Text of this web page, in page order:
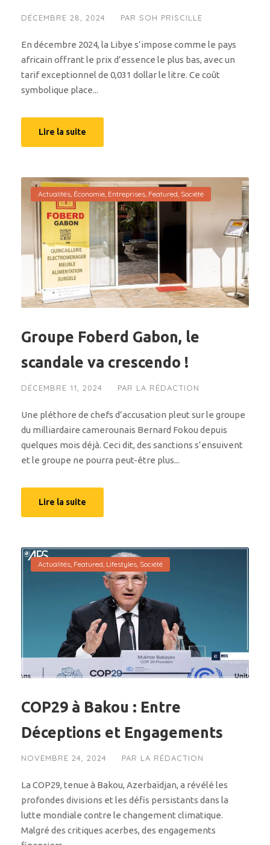
DÉCEMBRE 28, 2024 PAR SOH PRISCILLE
En décembre 2024, la Libye s’impose comme le pays
africain offrant le prix d’essence le plus bas, avec un
tarif exceptionnel de 0,031 dollar le litre. Ce coût
symbolique place...
Lire la suite
Actualités, Économie, Entreprises, Featured, Société
Groupe Foberd Gabon, le
scandale va crescendo !
DÉCEMBRE 11, 2024 PAR LA RÉDACTION
Une pléthore de chefs d’accusation pleut sur le groupe
du milliardaire camerounais Bernard Fokou depuis
quelques mois déjà. Ceci dit, des sanctions s’ensuivent
et le groupe ne pourra peut-être plus...
Lire la suite
Actualités, Featured, Lifestyles, Société
COP29 à Bakou : Entre
Déceptions et Engagements
NOVEMBRE 24, 2024 PAR LA RÉDACTION
La COP29, tenue à Bakou, Azerbaïdjan, a révélé les
profondes divisions et les défis persistants dans la
lutte mondiale contre le changement climatique.
Malgré des critiques acerbes, des engagements